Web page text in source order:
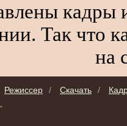
кадры
Так что
на
Режиссер / Скачать /